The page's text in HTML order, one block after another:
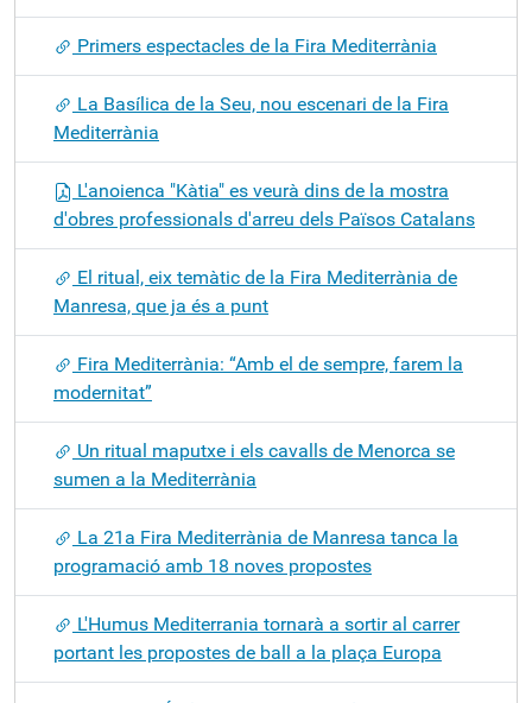
Primers espectacles de la Fira Mediterrània
La Basílica de la Seu, nou escenari de la Fira
Mediterrània
L'anoienca "Kàtia" es veurà dins de la mostra
d'obres professionals d'arreu dels Països Catalans
El ritual, eix temàtic de la Fira Mediterrània de
Manresa, que ja és a punt
Fira Mediterrània: “Amb el de sempre, farem la
modernitat”
Un ritual maputxe i els cavalls de Menorca se
sumen a la Mediterrània
La 21a Fira Mediterrània de Manresa tanca la
programació amb 18 noves propostes
L'Humus Mediterrania tornarà a sortir al carrer
portant les propostes de ball a la plaça Europa